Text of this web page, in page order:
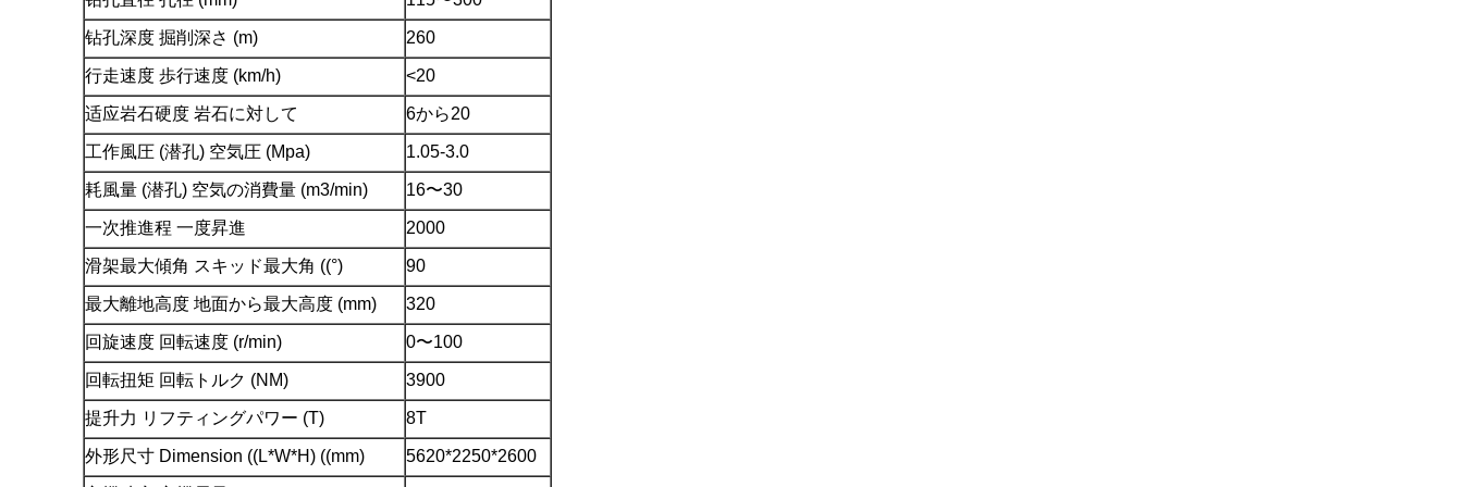
钻孔深度 掘削深さ (m) 260
行走速度 歩行速度 (km/h) <20
适应岩石硬度 岩石に対して 6から20
工作風圧 (潜孔) 空気圧 (Mpa) 1.05-3.0
耗風量 (潜孔) 空気の消費量 (m3/min) 16〜30
一次推進程 一度昇進 2000
滑架最大傾角 スキッド最大角 ((°) 90
最大離地高度 地面から最大高度 (mm) 320
回旋速度 回転速度 (r/min) 0〜100
回転扭矩 回転トルク (NM) 3900
提升力 リフティングパワー (T) 8T
外形尺寸 Dimension ((L*W*H) ((mm) 5620*2250*2600